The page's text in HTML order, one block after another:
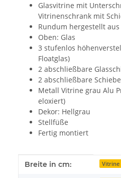
Glasvitrine mit
Vitrinenschrank mit
Rundum hergestellt aus
Oben: Glas
3 stufenlos
Floatglas)
2 abschließbare
2 abschließbare
Metall Vitrine grau Alu
eloxiert)
Dekor: Hellgrau
Stellfüße
Fertig montiert
Produkteigenschaft
Wert
Breite in cm: Vitrine